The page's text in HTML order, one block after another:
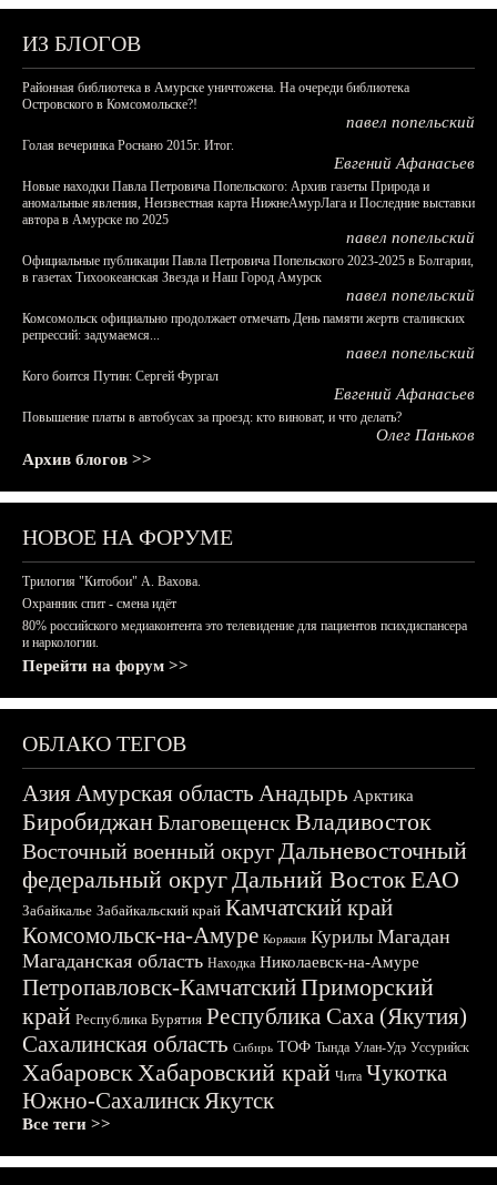
ИЗ БЛОГОВ
Районная библиотека в Амурске уничтожена. На очереди библиотека
Островского в Комсомольске?!
павел попельский
Голая вечеринка Роснано 2015г. Итог.
Евгений Афанасьев
Новые находки Павла Петровича Попельского: Архив газеты Природа и
аномальные явления, Неизвестная карта НижнеАмурЛага и Последние выставки
автора в Амурске по 2025
павел попельский
Официальные публикации Павла Петровича Попельского 2023-2025 в Болгарии,
в газетах Тихоокеанская Звезда и Наш Город Амурск
павел попельский
Комсомольск официально продолжает отмечать День памяти жертв сталинских
репрессий: задумаемся...
павел попельский
Кого боится Путин: Сергей Фургал
Евгений Афанасьев
Повышение платы в автобусах за проезд: кто виноват, и что делать?
Олег Паньков
Архив блогов >>
НОВОЕ НА ФОРУМЕ
Трилогия "Китобои" А. Вахова.
Охранник спит - смена идёт
80% российского медиаконтента это телевидение для пациентов психдиспансера
и наркологии.
Перейти на форум >>
ОБЛАКО ТЕГОВ
АзияАмурская область Анадырь Арктика
БиробиджанБлаговещенскВладивосток
Восточный военный округДальневосточный
федеральный округДальний ВостокЕАО
Забайкалье Забайкальский край Камчатский край
Комсомольск-на-Амуре Корякия Курилы Магадан
Магаданская область Находка Николаевск-на-Амуре
Петропавловск-КамчатскийПриморский
край Республика Бурятия Республика Саха (Якутия)
Сахалинская область Сибирь ТОФ Тында Улан-Удэ Уссурийск
ХабаровскХабаровский край Чита Чукотка
Южно-СахалинскЯкутск
Все теги >>